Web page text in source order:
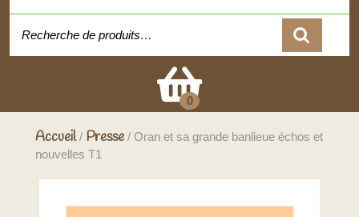
0
Accueil/ Presse/ Oran et sa grande banlieue échos et
nouvelles T1